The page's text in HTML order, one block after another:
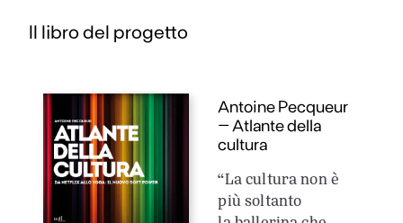
Il libro del progetto
Antoine Pecqueur
– Atlante della
cultura
“La cultura non è
più soltanto